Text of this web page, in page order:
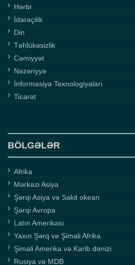
Hərbi
İdarəçilik
Din
Təhlükəsizlik
Cəmiyyət
Nəzəriyyə
İnformasiya Texnologiyaları
Ticarət
BÖLGƏLƏR
Afrika
Mərkəzi Asiya
Şərqi Asiya və Sakit okean
Şərqi Avropa
Latın Amerikası
Yaxın Şərq və Şimali Afrika
Şimali Amerika və Karib dənizi
Rusiya və MDB